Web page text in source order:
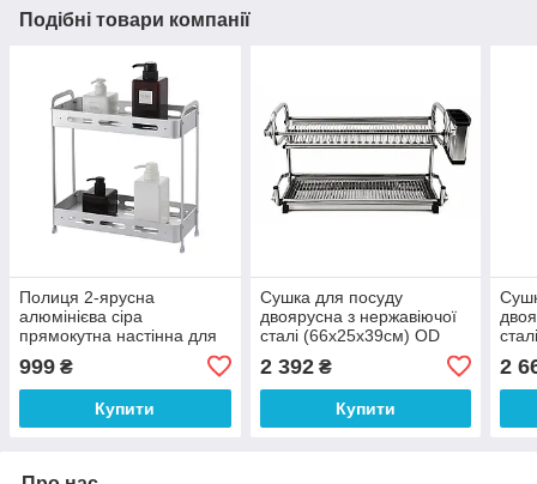
Подібні товари компанії
Полиця 2-ярусна
алюмінієва сіра
прямокутна настінна для
333x155x359 мм (EBA-
3540 AL))
999 ₴
Купити
Сушка для посуду
двоярусна з нержавіючої
сталі (66х25х39см) OD
2 392₴
Купити
2